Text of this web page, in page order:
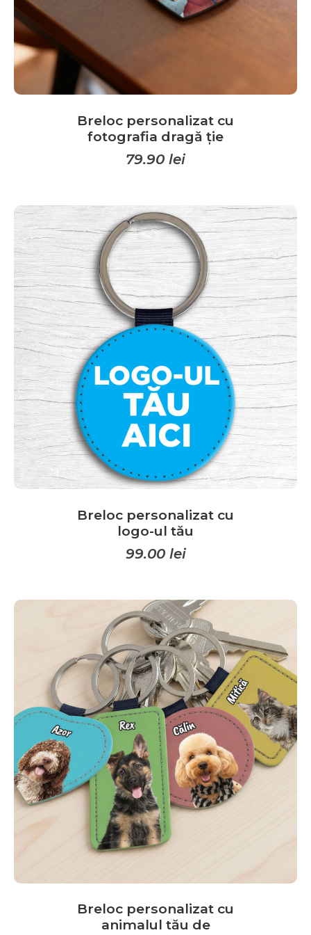
Breloc personalizat cu
fotografia dragă ție
79.90 lei
produs
are
mai
multe
variații.
Opțiunile
pot
fi
în
pagina
produsului.
Breloc personalizat cu
logo-ul tău
99.00 lei
produs
are
mai
multe
variații.
Opțiunile
pot
fi
alese
în
pagina
produsului.
Breloc personalizat cu
animalul tău de